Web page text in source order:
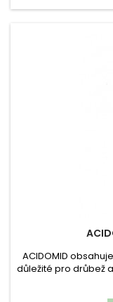
ACIDOMID
důležité pro drůbež
na trhu
stimulujících